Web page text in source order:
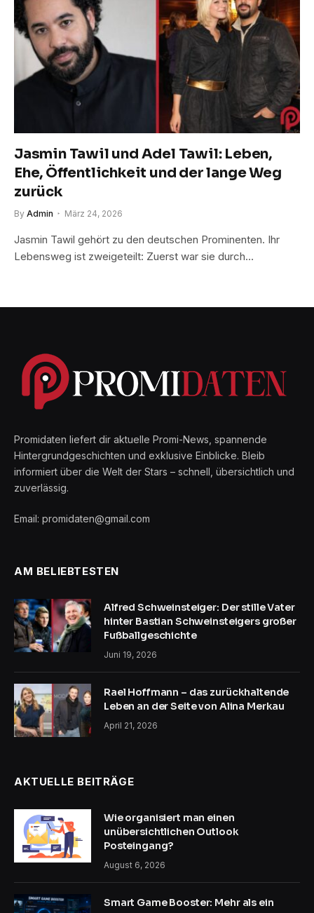
Jasmin Tawil und Adel Tawil: Leben,
Ehe, Öffentlichkeit und der lange Weg
zurück
By Admin März 24, 2026
Jasmin Tawil gehört zu den deutschen Prominenten. Ihr
Lebensweg ist zweigeteilt: Zuerst war sie durch…
Promidaten liefert dir aktuelle Promi-News, spannende
Hintergrundgeschichten und exklusive Einblicke. Bleib
informiert über die Welt der Stars – schnell, übersichtlich und
zuverlässig.
Email: promidaten@gmail.com
AM BELIEBTESTEN
Alfred Schweinsteiger: Der stille Vater
hinter Bastian Schweinsteigers großer
Fußballgeschichte
Juni 19, 2026
Rael Hoffmann – das zurückhaltende
Leben an der Seite von Alina Merkau
April 21, 2026
AKTUELLE BEITRÄGE
Wie organisiert man einen
unübersichtlichen Outlook
Posteingang?
August 6, 2026
Smart Game Booster: Mehr als ein